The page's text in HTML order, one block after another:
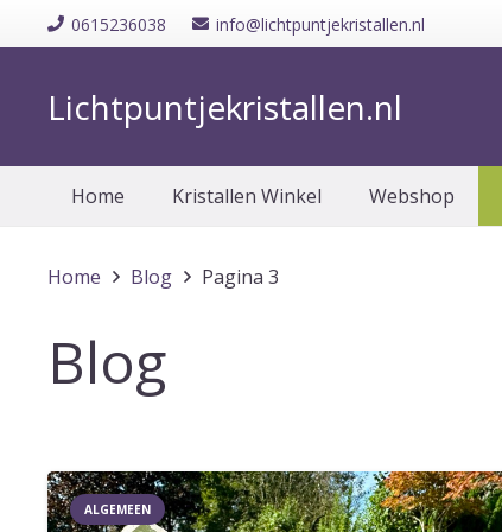
0615236038 info@lichtpuntjekristallen.nl
Lichtpuntjekristallen.nl
Home Kristallen Winkel Webshop
Home Blog Pagina 3
Blog
ALGEMEEN